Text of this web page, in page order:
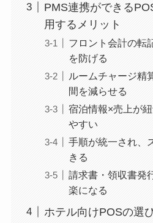
PMS連携ができる
用するメリット
フロント会計の転
を防げる
ルームチャージ精
間を減らせる
宿泊情報×売上が
やすい
手順が統一され、
きる
請求書・領収書発
楽になる
ホテル向けPOSの選